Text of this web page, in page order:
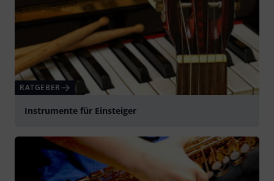
RATGEBER
Instrumente für Einsteiger